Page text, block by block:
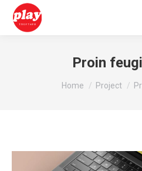
Proin
Home Project